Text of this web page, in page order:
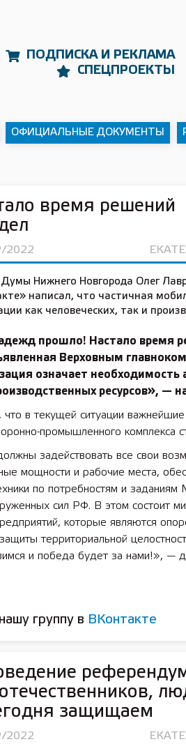
ПОДПИСКА И РЕКЛАМА
СПЕЦПРОЕКТЫ
ОФИЦИАЛЬНЫЕ ДОКУМЕНТЫ
время решений
2022
Думы Нижнего Новгорода Олег
написал, что частичная
как человеческих, так и
прошло! Настало время
Верховным
означает необходимость
ресурсов», —
в текущей ситуации важнейшие
промышленного комплекса
задействовать все свои
мощности и рабочие места,
по потребностям и заданиям
сил РФ. В этом состоит
которые являются
территориальной
и победа будет за нами!», —
группу в ВКонтакте
защищаем
2022
2025 2025 11 01 55 лет